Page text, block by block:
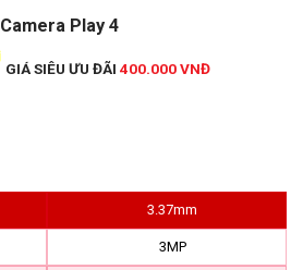
Camera Play 4
GIÁ SIÊU ƯU ĐÃI 400.000 VNĐ
3.37mm
3MP